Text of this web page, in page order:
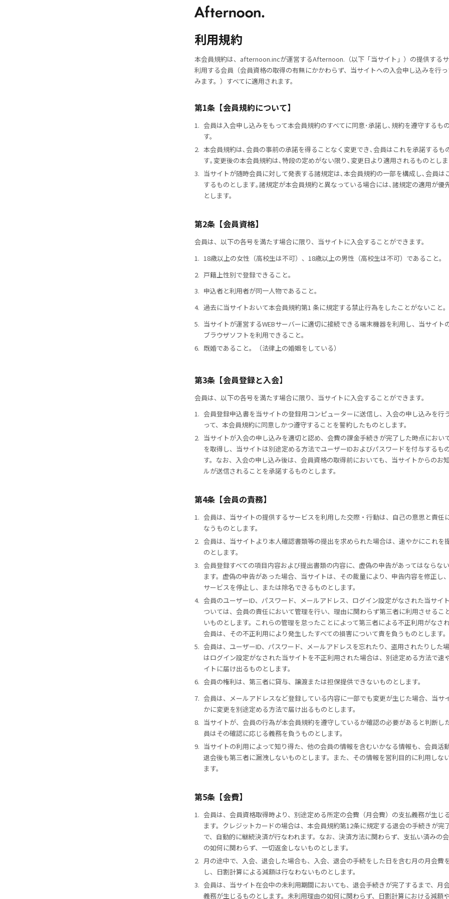
利用規約
本会員規約は、afternoon.incが運営するAfternoon.（以下「当サイト」）の提供する
利用する会員（会員資格の取得の有無にかかわらず、当サイトへの入会申し込みを行
みます。）すべてに適用されます。
第1条【会員規約について】
1. 会員は入会申し込みをもって本会員規約のすべてに同意･承諾し､規約を遵守するも
す。
2. 本会員規約は､会員の事前の承諾を得ることなく変更でき､会員はこれを承諾するも
す｡変更後の本会員規約は､特段の定めがない限り､変更日より適用されるものとし
3. 当サイトが随時会員に対して発表する諸規定は､本会員規約の一部を構成し､会員は
するものとします｡諸規定が本会員規約と異なっている場合には､諸規定の適用が優
とします。
第2条【会員資格】
会員は、以下の各号を満たす場合に限り、当サイトに入会することができます。
1. 18歳以上の女性（高校生は不可）、18歳以上の男性（高校生は不可）であること。
2. 戸籍上性別で登録できること。
3. 申込者と利用者が同一人物であること。
4. 過去に当サイトおいて本会員規約第1 条に規定する禁止行為をしたことがないこと。
5. 当サイトが運営するWEBサーバーに適切に接続できる端末機器を利用し、当サイト
ブラウザソフトを利用できること。
6. 既婚であること。（法律上の婚姻をしている）
第3条【会員登録と入会】
会員は、以下の各号を満たす場合に限り、当サイトに入会することができます。
1. 会員登録申込書を当サイトの登録用コンピューターに送信し、入会の申し込みを行
って、本会員規約に同意しかつ遵守することを誓約したものとします。
2. 当サイトが入会の申し込みを適切と認め、会費の課金手続きが完了した時点におい
を取得し、当サイトは別途定める方法でユーザーIDおよびパスワードを付与するも
す。なお、入会の申し込み後は、会員資格の取得前においても、当サイトからのお
ルが送信されることを承諾するものとします。
第4条【会員の責務】
1. 会員は、当サイトの提供するサービスを利用した交際・行動は、自己の意思と責任
なうものとします。
2. 会員は、当サイトより本人確認書類等の提出を求められた場合は、速やかにこれを
のとします。
3. 会員登録すべての項目内容および提出書類の内容に、虚偽の申告があってはならな
ます。虚偽の申告があった場合、当サイトは、その裁量により、申告内容を修正し
サービスを停止し、または除名できるものとします。
4. 会員のユーザーID、パスワード、メールアドレス、ログイン設定がなされた当サイ
ついては、会員の責任において管理を行い、理由に関わらず第三者に利用させるこ
いものとします。これらの管理を怠ったことによって第三者による不正利用がなさ
会員は、その不正利用により発生したすべての損害について責を負うものとします。
5. 会員は、ユーザーID、パスワード、メールアドレスを忘れたり、盗用されたりした
はログイン設定がなされた当サイトを不正利用された場合は、別途定める方法で速
イトに届け出るものとします。
6. 会員の権利は、第三者に貸与、譲渡または担保提供できないものとします。
7. 会員は、メールアドレスなど登録している内容に一部でも変更が生じた場合、当サ
かに変更を別途定める方法で届け出るものとします。
8. 当サイトが、会員の行為が本会員規約を遵守しているか確認の必要があると判断し
員はその確認に応じる義務を負うものとします。
9. 当サイトの利用によって知り得た、他の会員の情報を含むいかなる情報も、会員活
退会後も第三者に漏洩しないものとします。また、その情報を営利目的に利用しな
ます。
第5条【会費】
1. 会員は、会員資格取得時より、別途定める所定の会費（月会費）の支払義務が生じ
ます。クレジットカードの場合は、本会員規約第12条に規定する退会の手続きが完
で、自動的に継続決済が行なわれます。なお、決済方法に関わらず、支払い済みの
の如何に関わらず、一切返金しないものとします。
2. 月の途中で、入会、退会した場合も、入会、退会の手続をした日を含む月の月会費
し、日割計算による減額は行なわないものとします。
3. 会員は、当サイト在会中の未利用期間においても、退会手続きが完了するまで、月
義務が生じるものとします。未利用理由の如何に関わらず、日割計算における減額